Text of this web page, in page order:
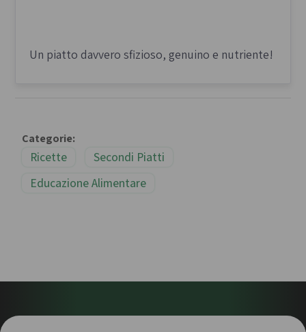
Un piatto davvero sfizioso, genuino e nutriente!
Categorie:
Ricette
Secondi Piatti
Educazione Alimentare